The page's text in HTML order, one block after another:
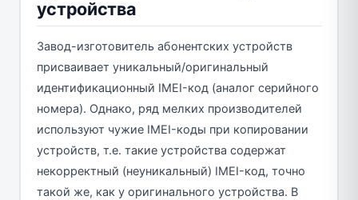
устройства
Завод-изготовитель абонентских устройств
присваивает уникальный/оригинальный
идентификационный IMEI-код (аналог серийного
номера). Однако, ряд мелких производителей
используют чужие IMEI-коды при копировании
устройств, т.е. такие устройства содержат
некорректный (неуникальный) IMEI-код, точно
такой же, как у оригинального устройства. В